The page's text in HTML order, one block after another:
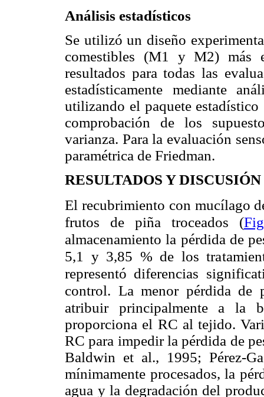
Análisis estadísticos
Se utilizó un diseño
comestibles (M1 y M2) más
resultados para todas las
estadísticamente mediante
utilizando el paquete
comprobación de los
varianza. Para la evaluación
paramétrica de Friedman.
RESULTADOS Y DISCUSIÓN
El recubrimiento con mucílago
frutos de piña troceados (
almacenamiento la pérdida de
5,1 y 3,85 % de los
representó diferencias
control. La menor pérdida de
atribuirprincipalmente a la
proporciona el RC al tejido.
RC para impedir la pérdida de
Baldwin et al., 1995; Pérez-
mínimamente procesados, la
agua y la degradación del